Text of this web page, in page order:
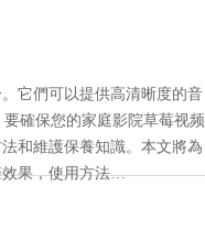
它們可以提供高清晰度的音
確保您的家庭影院草莓视频
和維護保養知識。本文將為
效果，使用方法…